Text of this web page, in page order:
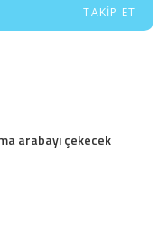
TAKIP ET
arabayı çekecek